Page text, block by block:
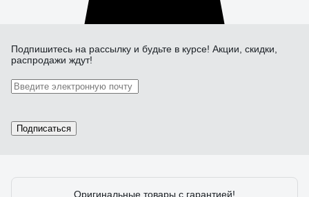
Подпишитесь на рассылку и будьте в курсе! Акции, скидки,
распродажи ждут!
Подписаться
Оригинальные товары с гарантией!